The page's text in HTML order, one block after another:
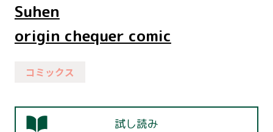
Suhen
origin chequer comic
コミックス
試し読み